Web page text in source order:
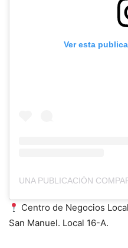
Ver esta
Centro de Negocios
San Manuel. Local 16-A.